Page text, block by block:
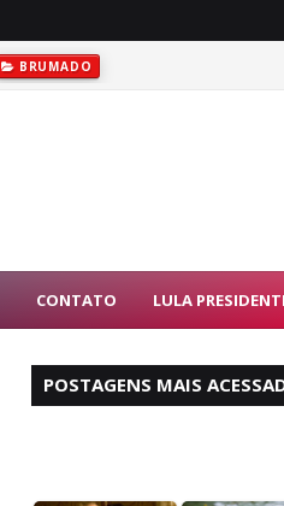
BRUMADO
CONTATO LULA
POSTAGENS MAIS